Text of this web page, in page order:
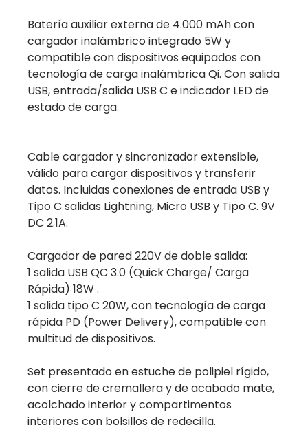
Batería auxiliar externa de 4.000 mAh con
cargador inalámbrico integrado 5W y
compatible con dispositivos equipados con
tecnología de carga inalámbrica Qi. Con salida
USB, entrada/salida USB C e indicador LED de
estado de carga.
Cable cargador y sincronizador extensible,
válido para cargar dispositivos y transferir
datos. Incluidas conexiones de entrada USB y
Tipo C salidas Lightning, Micro USB y Tipo C. 9V
DC 2.1A.
Cargador de pared 220V de doble salida:
1 salida USB QC 3.0 (Quick Charge/ Carga
Rápida) 18W .
1 salida tipo C 20W, con tecnología de carga
rápida PD (Power Delivery), compatible con
multitud de dispositivos.
Set presentado en estuche de polipiel rígido,
con cierre de cremallera y de acabado mate,
acolchado interior y compartimentos
interiores con bolsillos de redecilla.